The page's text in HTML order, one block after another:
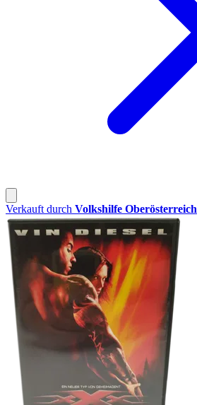
Verkauft durch Volkshilfe Oberösterreich